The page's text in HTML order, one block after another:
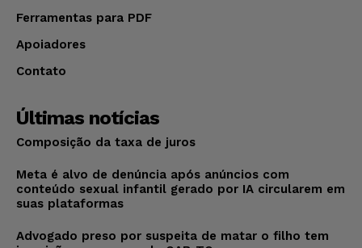
Ferramentas para PDF
Apoiadores
Contato
Últimas notícias
Composição da taxa de juros
Meta é alvo de denúncia após anúncios com
conteúdo sexual infantil gerado por IA circularem em
suas plataformas
Advogado preso por suspeita de matar o filho tem